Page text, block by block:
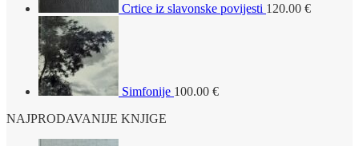
Crtice iz slavonske povijesti 120.00 €
Simfonije 100.00 €
NAJPRODAVANIJE KNJIGE